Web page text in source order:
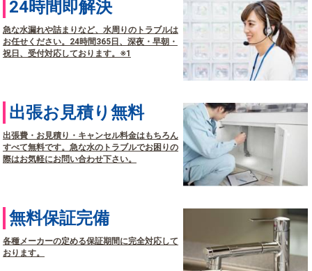
24時間即解決
急な水漏れや詰まりなど、水周りのトラブルは
お任せください。24時間365日、深夜・早朝・
祝日、受付対応しております。※1
出張お見積り無料
出張費・お見積り・キャンセル料金はもちろん
すべて無料です。急な水のトラブルでお困りの
際はお気軽にお問い合わせ下さい。
無料保証完備
各種メーカーの定める保証期間に完全対応して
おります。